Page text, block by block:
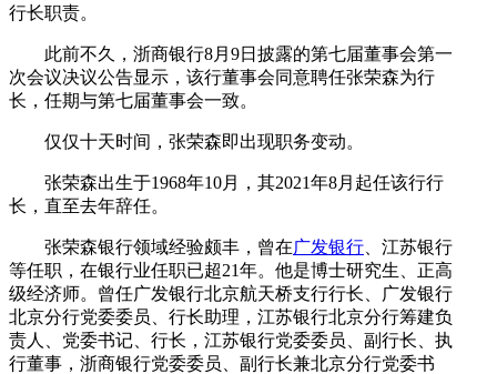
行长职责。
此前不久，浙商银行8月9日披露的第七届董事会第一
次会议决议公告显示，该行董事会同意聘任张荣森为行
长，任期与第七届董事会一致。
仅仅十天时间，张荣森即出现职务变动。
张荣森出生于1968年10月，其2021年8月起任该行行
长，直至去年辞任。
张荣森银行领域经验颇丰，曾在广发银行 、江苏银行
等任职，在银行业任职已超21年。他是博士研究生、正高
级经济师。曾任广发银行北京航天桥支行行长、广发银行
北京分行党委委员、行长助理，江苏银行北京分行筹建负
责人、党委书记、行长，江苏银行党委委员、副行长、执
行董事，浙商银行党委委员、副行长兼北京分行党委书